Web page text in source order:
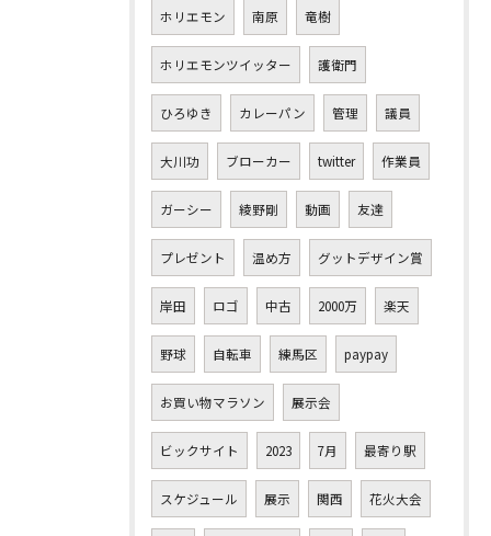
ホリエモン 南原 竜樹
ホリエモンツイッター 護衛門
ひろゆき カレーパン 管理 議員
大川功 ブローカー twitter 作業員
ガーシー 綾野剛 動画 友達
プレゼント 温め方 グットデザイン賞
岸田 ロゴ 中古 2000万 楽天
野球 自転車 練馬区 paypay
お買い物マラソン 展示会
ビックサイト 2023 7月 最寄り駅
スケジュール 展示 関西 花火大会